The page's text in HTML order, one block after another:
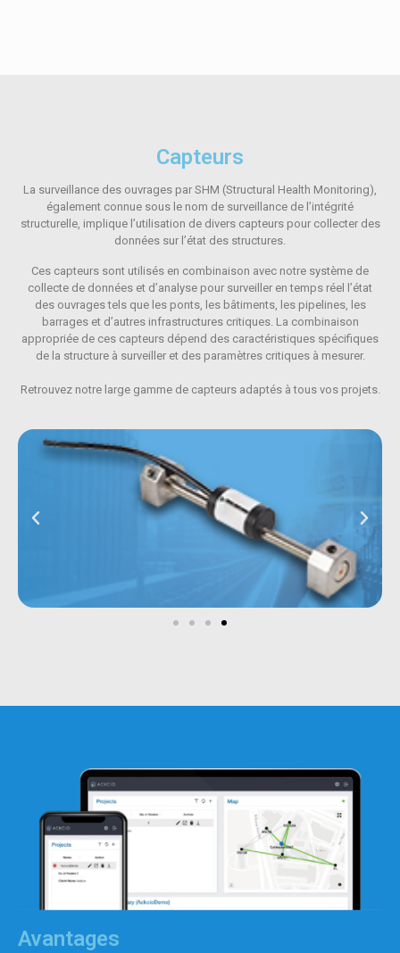
Capteurs
La surveillance des ouvrages par SHM (Structural Health Monitoring),
également connue sous le nom de surveillance de l’intégrité
structurelle, implique l’utilisation de divers capteurs pour collecter des
données sur l’état des structures.
Ces capteurs sont utilisés en combinaison avec notre système de
collecte de données et d’analyse pour surveiller en temps réel l’état
des ouvrages tels que les ponts, les bâtiments, les pipelines, les
barrages et d’autres infrastructures critiques. La combinaison
appropriée de ces capteurs dépend des caractéristiques spécifiques
de la structure à surveiller et des paramètres critiques à mesurer.
Retrouvez notre large gamme de capteurs adaptés à tous vos projets.
Avantages